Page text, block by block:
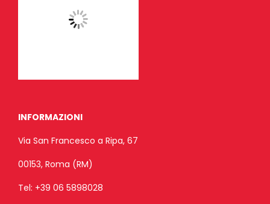
INFORMAZIONI
Via San Francesco a Ripa, 67
00153, Roma (RM)
Tel: +39 06 5898028